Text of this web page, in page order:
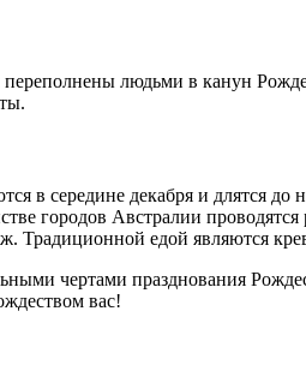
людьми в канун
в середине декабря и длятся
городов Австралии
Традиционной едой являются
чертами празднования
вас!